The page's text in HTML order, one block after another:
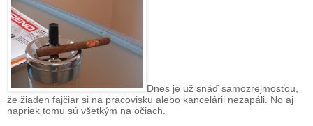
Dnes je už snáď samozrejmosťou,
že žiaden fajčiar si na pracovisku alebo kancelárii nezapáli. No aj
napriek tomu sú všetkým na očiach.